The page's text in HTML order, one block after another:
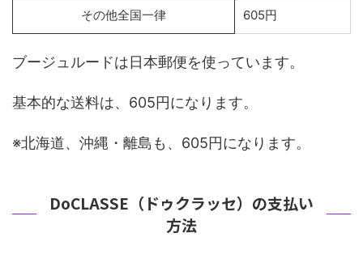
その他全国一律 605円
ブージュルードは日本郵便を使っています。
基本的な送料は、605円になります。
※北海道、沖縄・離島も、605円になります。
DoCLASSE（ドゥクラッセ）の支払い
方法